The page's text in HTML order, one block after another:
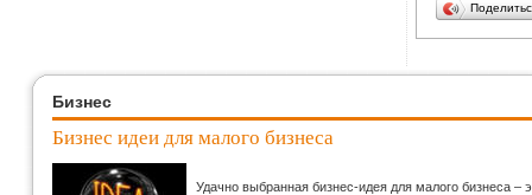
Бизнес
Бизнес идеи для малого бизнеса
Удачно выбранная бизнес-идея для малого бизнеса